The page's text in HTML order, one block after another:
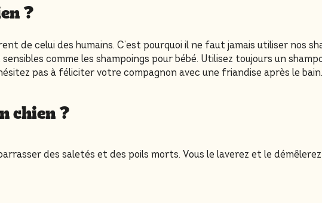
?
de celui des humains. C’est pourquoi il ne faut jamais utiliser nos
comme les shampoings pour bébé. Utilisez toujours un
pas à féliciter votre compagnon avec une friandise après le bain.
chien ?
des saletés et des poils morts. Vous le laverez et le